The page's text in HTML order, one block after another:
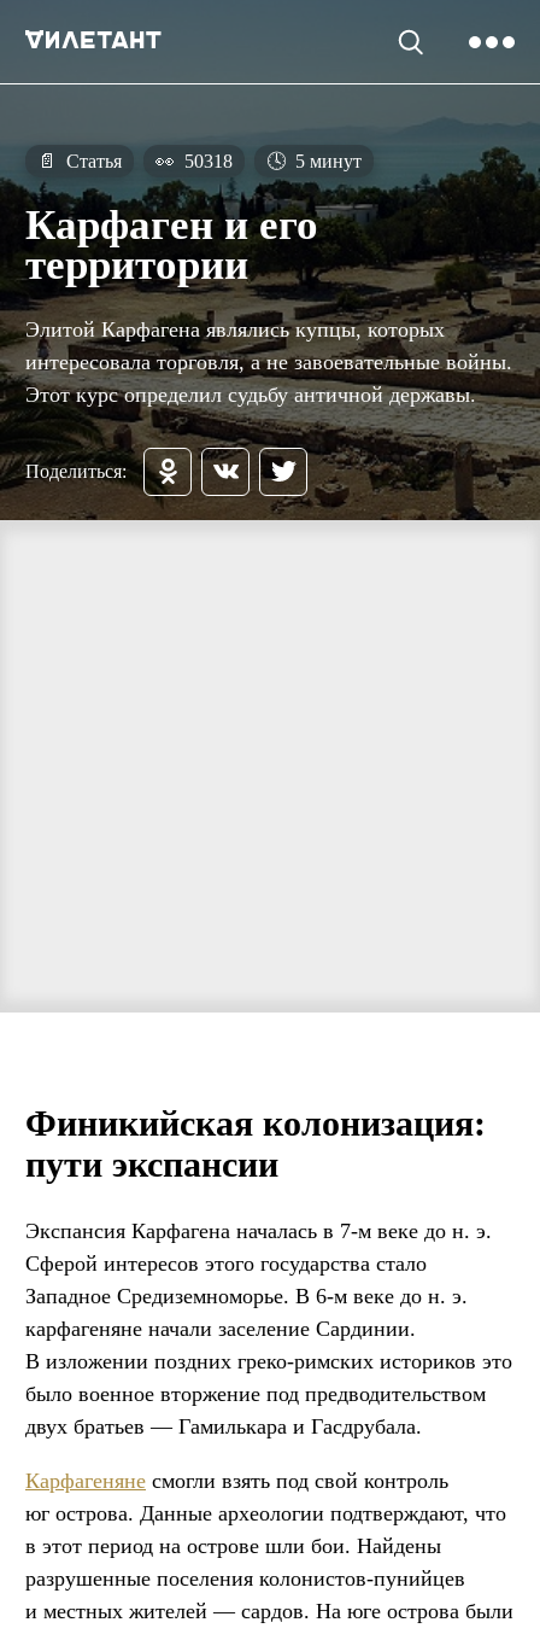
📄 Статья 👀 50318 🕓 5 минут
Карфаген и его
территории
Элитой Карфагена являлись купцы, которых
интересовала торговля, а не завоевательные войны.
Этот курс определил судьбу античной державы.
Поделиться:
Финикийская колонизация:
пути экспансии
Экспансия Карфагена началась в 7-м веке до н. э.
Сферой интересов этого государства стало
Западное Средиземноморье. В 6-м веке до н. э.
карфагеняне начали заселение Сардинии.
В изложении поздних греко-римских историков это
было военное вторжение под предводительством
двух братьев — Гамилькара и Гасдрубала.
Карфагеняне смогли взять под свой контроль
юг острова. Данные археологии подтверждают, что
в этот период на острове шли бои. Найдены
разрушенные поселения колонистов-пунийцев
и местных жителей — сардов. На юге острова были